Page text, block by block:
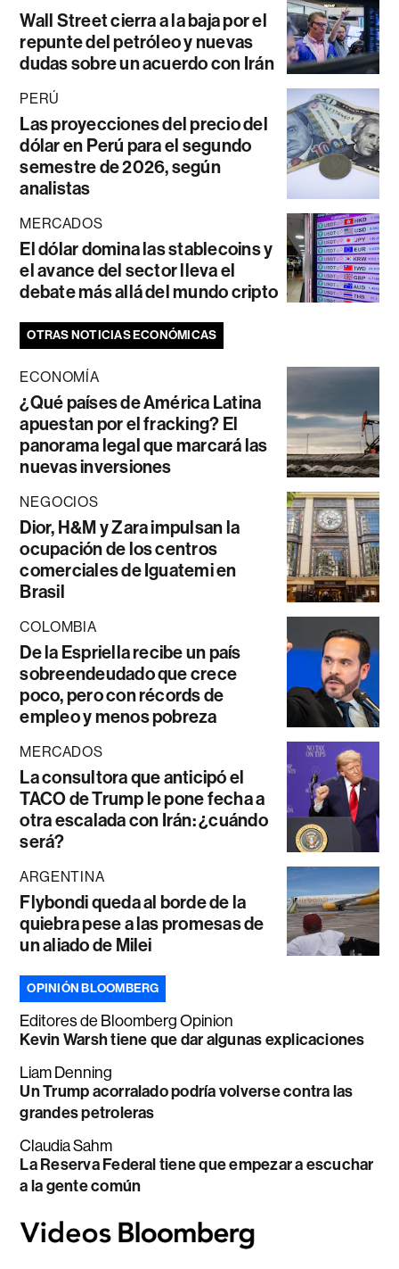
Wall Street cierra a la baja por el
repunte del petróleo y nuevas
dudas sobre un acuerdo con Irán
PERÚ
Las proyecciones del precio del
dólar en Perú para el segundo
semestre de 2026, según
analistas
MERCADOS
El dólar domina las stablecoins y
el avance del sector lleva el
debate más allá del mundo cripto
OTRAS NOTICIAS ECONÓMICAS
ECONOMÍA
¿Qué países de América Latina
apuestan por el fracking? El
panorama legal que marcará las
nuevas inversiones
NEGOCIOS
Dior, H&M y Zara impulsan la
ocupación de los centros
comerciales de Iguatemi en
Brasil
COLOMBIA
De la Espriella recibe un país
sobreendeudado que crece
poco, pero con récords de
empleo y menos pobreza
MERCADOS
La consultora que anticipó el
TACO de Trump le pone fecha a
otra escalada con Irán: ¿cuándo
será?
ARGENTINA
Flybondi queda al borde de la
quiebra pese a las promesas de
un aliado de Milei
OPINIÓN BLOOMBERG
Editores de Bloomberg Opinion
Kevin Warsh tiene que dar algunas explicaciones
Liam Denning
Un Trump acorralado podría volverse contra las
grandes petroleras
Claudia Sahm
La Reserva Federal tiene que empezar a escuchar
a la gente común